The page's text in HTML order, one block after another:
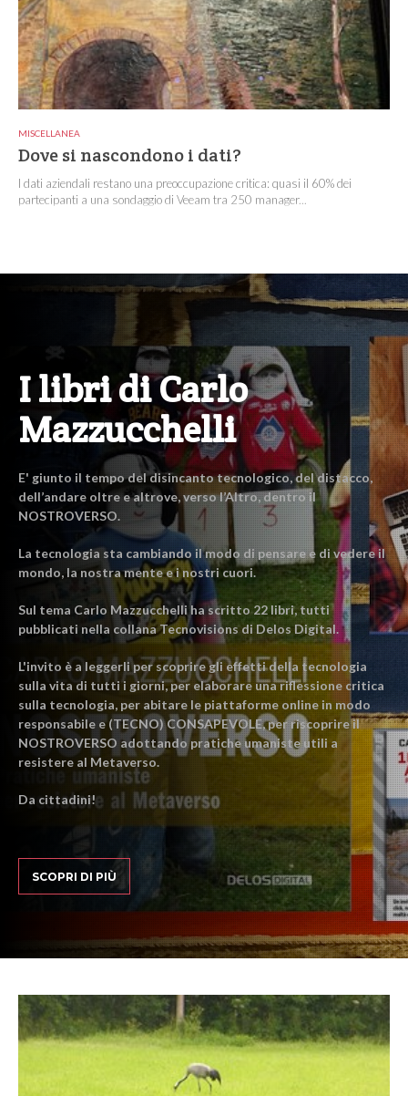
MISCELLANEA
Dove si nascondono i dati?
I dati aziendali restano una preoccupazione critica: quasi il 60% dei
partecipanti a una sondaggio di Veeam tra 250 manager...
I libri di Carlo
Mazzucchelli
E' giunto il tempo del disincanto tecnologico, del distacco,
dell’andare oltre e altrove, verso l’Altro, dentro il
NOSTROVERSO.
La tecnologia sta cambiando il modo di pensare e di vedere il
mondo, la nostra mente e i nostri cuori.
Sul tema Carlo Mazzucchelli ha scritto 22 libri, tutti
pubblicati nella collana Tecnovisions di Delos Digital.
L'invito è a leggerli per scoprire gli effetti della tecnologia
sulla vita di tutti i giorni, per elaborare una riflessione critica
sulla tecnologia, per abitare le piattaforme online in modo
responsabile e (TECNO) CONSAPEVOLE, per riscoprire il
NOSTROVERSO adottando pratiche umaniste utili a
resistere al Metaverso.
Da cittadini!
SCOPRI DI PIÙ